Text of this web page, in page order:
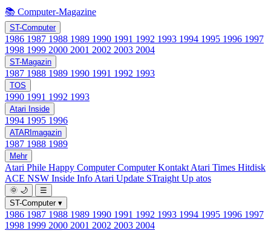
📚 Computer-Magazine
ST-Computer
1986 1987 1988 1989 1990 1991 1992 1993 1994 1995 1996 1997
1998 1999 2000 2001 2002 2003 2004
ST-Magazin
1987 1988 1989 1990 1991 1992 1993
TOS
1990 1991 1992 1993
Atari Inside
1994 1995 1996
ATARImagazin
1987 1988 1989
Mehr
Atari Phile Happy ComputerComputer Kontakt Atari Times Hitdisk
ACE NSW Inside Info Atari Update STraight Up atos
🌞 🌙
☰
ST-Computer ▾
1986 1987 1988 1989 1990 1991 1992 1993 1994 1995 1996 1997
1998 1999 2000 2001 2002 2003 2004